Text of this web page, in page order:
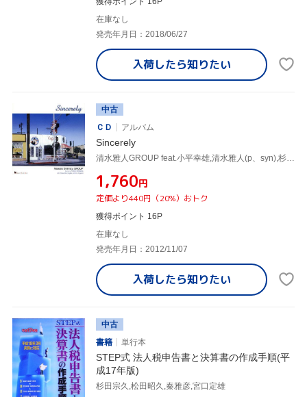
在庫なし
発売年月日：2018/06/27
入荷したら知りたい
中古
ＣＤ
アルバム
Sincerely
清水雅人GROUP feat.小平幸雄,清水雅人(p、syn),杉田雅彦(el-g),東千尋(ds)
¥1,760円
定価より440円（20%）おトク
獲得ポイント 16P
在庫なし
発売年月日：2012/11/07
入荷したら知りたい
中古
書籍
単行本
STEP式 法人税申告書と決算書の作成手順(平
成17年版)
杉田宗久,松田昭久,秦雅彦,宮口定雄